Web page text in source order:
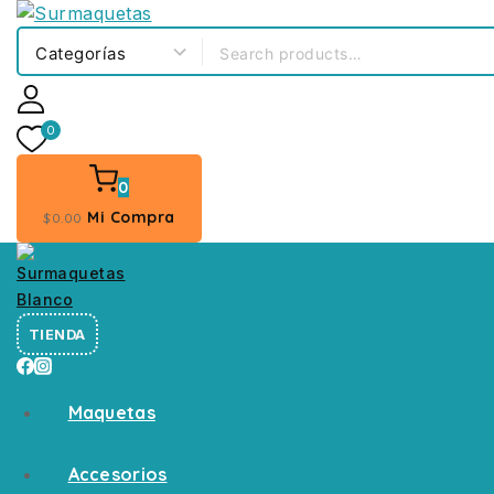
0
0
$0 .00 Mi Compra
TIENDA
Maquetas
Accesorios